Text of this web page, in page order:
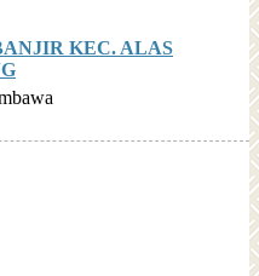
KEC. ALAS